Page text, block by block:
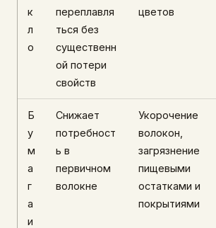
к
л
о
переплавля
ться без
существенн
ой потери
свойств
цветов
Б
у
м
а
г
а
и
Снижает
потребност
ь в
первичном
волокне
Укорочение
волокон,
загрязнение
пищевыми
остатками и
покрытиями